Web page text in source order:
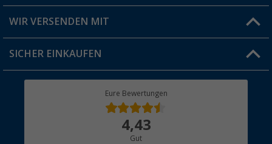
Jobs & Karriere
Versandinformationen
Rücksendung
WIR VERSENDEN MIT
SICHER EINKAUFEN
Eure Bewertungen
4,43
Gut